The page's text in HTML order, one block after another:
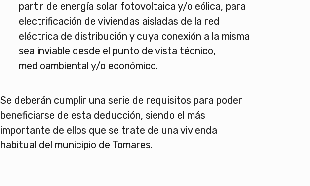
partir de energía solar fotovoltaica y/o eólica, para
electrificación de viviendas aisladas de la red
eléctrica de distribución y cuya conexión a la misma
sea inviable desde el punto de vista técnico,
medioambiental y/o económico.
Se deberán cumplir una serie de requisitos para poder
beneficiarse de esta deducción, siendo el más
importante de ellos que se trate de una vivienda
habitual del municipio de Tomares.